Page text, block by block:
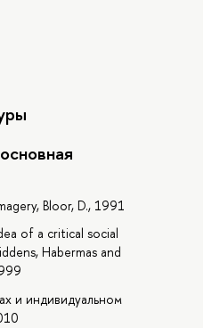
Bloor, D., 1991
of a critical social
Habermas and
и индивидуальном